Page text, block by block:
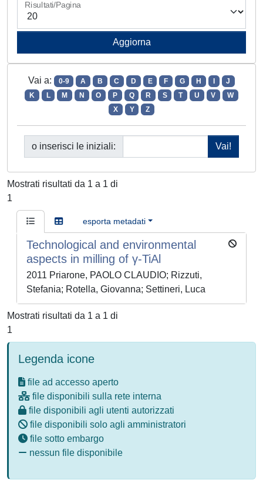
Risultati/Pagina
Vai a: 0-9 A B C D E F G H
J
K
L M N O P Q R S T U V
W
X
Y Z
o inserisci le iniziali:
Mostrati risultati da 1 a 1 di
1
esporta metadati
Technological and environmental
aspects in milling of γ-TiAl
2011 Priarone, PAOLO CLAUDIO; Rizzuti,
Stefania; Rotella, Giovanna; Settineri, Luca
Mostrati risultati da 1 a 1 di
1
Legenda icone
file ad accesso aperto
file disponibili sulla rete interna
file disponibili agli utenti autorizzati
file disponibili solo agli amministratori
file sotto embargo
nessun file disponibile